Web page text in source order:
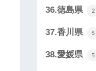
36.徳島県 2
37.香川県 5
38.愛媛県 5